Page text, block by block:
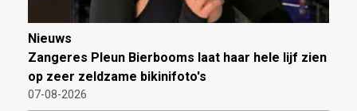
Nieuws
Zangeres Pleun Bierbooms laat haar hele lijf zien
op zeer zeldzame bikinifoto's
07-08-2026